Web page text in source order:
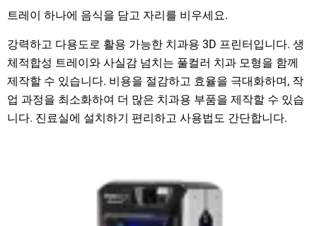
트레이 하나에 음식을 담고 자리를 비우세요.
강력하고 다용도로 활용 가능한 치과용 3D 프린터입니다. 생
체적합성 트레이와 사실감 넘치는 풀컬러 치과 모형을 함께
제작할 수 있습니다. 비용을 절감하고 효율을 극대화하며, 작
업 과정을 최소화하여 더 많은 치과용 부품을 제작할 수 있습
니다. 진료실에 설치하기 편리하고 사용법도 간단합니다.